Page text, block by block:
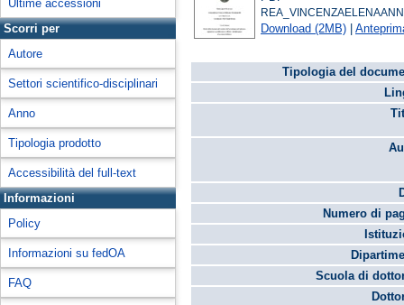
Ultime accessioni
Scorri per
Autore
Settori scientifico-disciplinari
Anno
Tipologia prodotto
Accessibilità del full-text
Informazioni
Policy
Informazioni su fedOA
FAQ
Download (2MB) |
Tipologia del
Numero di
Scuola di